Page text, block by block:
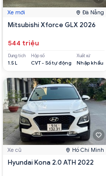
Xe mới Đà Nẵng
Mitsubishi Xforce GLX 2026
544 triệu
Dung tích
1.5 L
Hộp số
CVT - Số tự động
Xuất xứ
Nhập khẩu
Xe cũ Hồ Chí Minh
Hyundai Kona 2.0 ATH 2022